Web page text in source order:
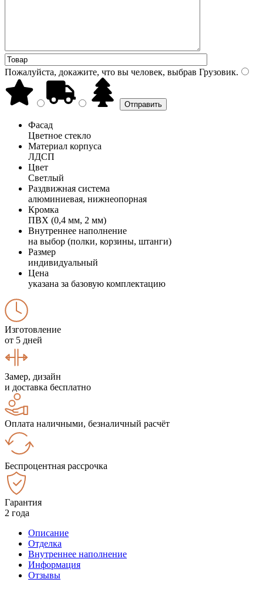
Пожалуйста, докажите, что вы человек, выбрав Грузовик.
Фасад
Цветное стекло
Материал корпуса
ЛДСП
Цвет
Светлый
Раздвижная система
алюминиевая, нижнеопорная
Кромка
ПВХ (0,4 мм, 2 мм)
Внутреннее наполнение
на выбор (полки, корзины, штанги)
Размер
индивидуальный
Цена
указана за базовую комплектацию
Изготовление
от 5 дней
Замер, дизайн
и доставка бесплатно
Оплата наличными, безналичный расчёт
Беспроцентная рассрочка
Гарантия
2 года
Описание
Отделка
Внутреннее наполнение
Информация
Отзывы